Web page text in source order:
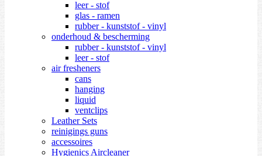
leer - stof
glas - ramen
rubber - kunststof - vinyl
onderhoud & bescherming
rubber - kunststof - vinyl
leer - stof
air fresheners
cans
hanging
liquid
ventclips
Leather Sets
reinigings guns
accessoires
Hygienics Aircleaner